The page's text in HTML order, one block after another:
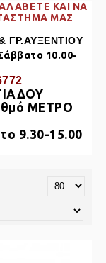
KAI NA
ΜΑΣ
ΓΡ.ΑΥΞΕΝΤΙΟΥ
10.00-
ΜΕΤΡΟ
9.30-15.00